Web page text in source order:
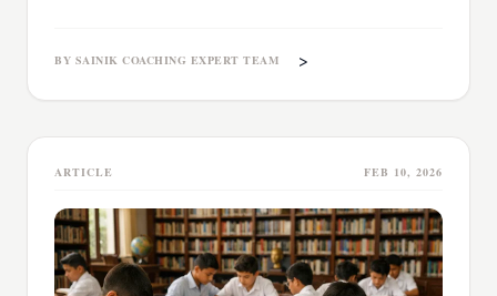
BY SAINIK COACHING EXPERT TEAM >
ARTICLE FEB 10, 2026